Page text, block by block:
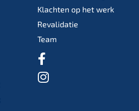
Klachten op het werk
Revalidatie
Team